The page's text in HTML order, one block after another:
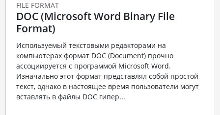
FILE FORMAT
DOC (Microsoft Word Binary File
Format)
Используемый текстовыми редакторами на
компьютерах формат DOC (Document) прочно
ассоциируется с программой Microsoft Word.
Изначально этот формат представлял собой простой
текст, однако в настоящее время пользователи могут
вставлять в файлы DOC гипер...